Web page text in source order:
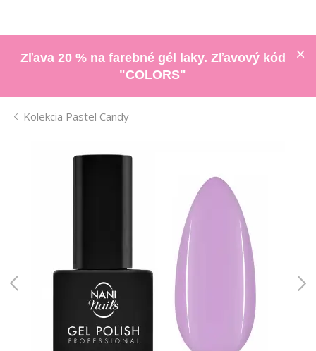
Zľava 20 % na farebné gél laky. Zľavový kód
"COLORS"
Kolekcia Pastel Candy